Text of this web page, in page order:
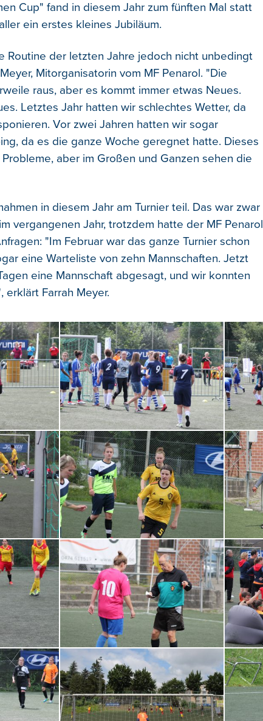
Cup" fand in diesem Jahr zum fünften Mal statt
ein erstes kleines Jubiläum.
Routine der letzten Jahre jedoch nicht unbedingt
Mitorganisatorin vom MF Penarol. "Die
raus, aber es kommt immer etwas Neues.
Letztes Jahr hatten wir schlechtes Wetter, da
Vor zwei Jahren hatten wir sogar
da es die ganze Woche geregnet hatte. Dieses
aber im Großen und Ganzen sehen die
in diesem Jahr am Turnier teil. Das war zwar
vergangenen Jahr, trotzdem hatte der MF Penarol
"Im Februar war das ganze Turnier schon
eine Warteliste von zehn Mannschaften. Jetzt
eine Mannschaft abgesagt, und wir konnten
erklärt Farrah Meyer.